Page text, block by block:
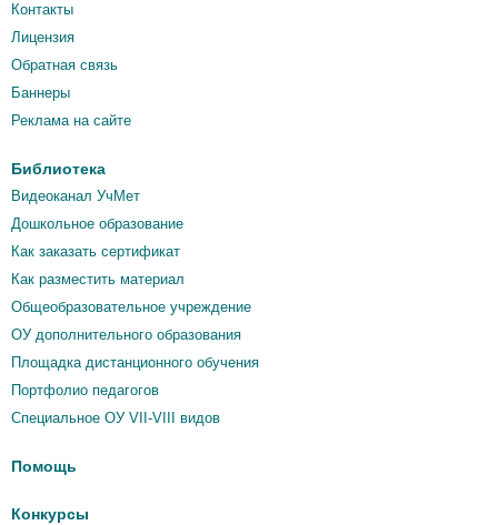
Контакты
Лицензия
Обратная связь
Баннеры
Реклама на сайте
Библиотека
Видеоканал УчМет
Дошкольное образование
Как заказать сертификат
Как разместить материал
Общеобразовательное учреждение
ОУ дополнительного образования
Площадка дистанционного обучения
Портфолио педагогов
Специальное ОУ VII-VIII видов
Помощь
Конкурсы